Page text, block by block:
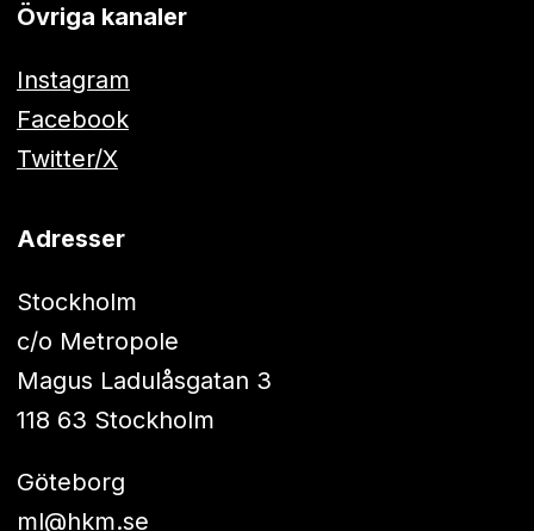
Övriga kanaler
Instagram
Facebook
Twitter/X
Adresser
Stockholm
c/o Metropole
Magus Ladulåsgatan 3
118 63 Stockholm
Göteborg
ml@hkm.se